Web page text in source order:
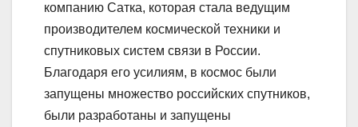
компанию Сатка, которая стала ведущим
производителем космической техники и
спутниковых систем связи в России.
Благодаря его усилиям, в космос были
запущены множество российских спутников,
были разработаны и запущены